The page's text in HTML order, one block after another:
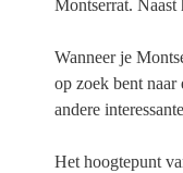
Montserrat. Naast
Wanneer je
op zoek bent
andere
Het hoogtepunt